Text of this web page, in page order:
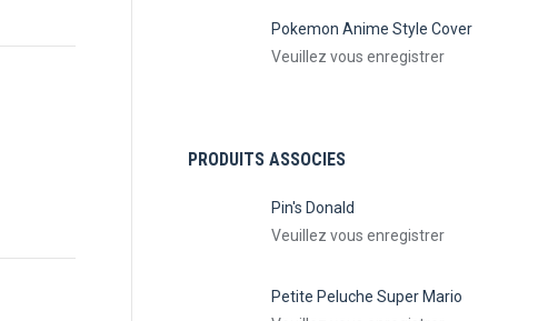
Pokemon Anime Style Cover
Veuillez vous enregistrer
PRODUITS ASSOCIES
Pin's Donald
Veuillez vous enregistrer
Petite Peluche Super Mario